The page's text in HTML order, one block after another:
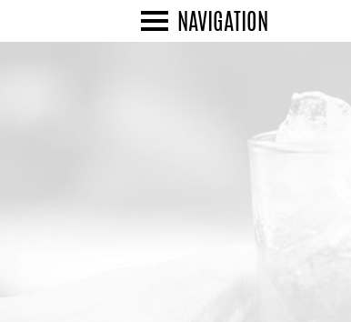
NAVIGATION